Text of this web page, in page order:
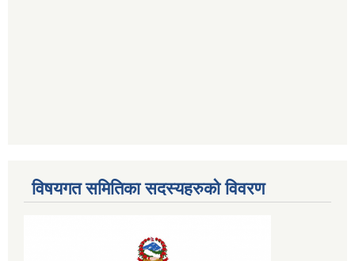
विषयगत समितिका सदस्यहरुको विवरण